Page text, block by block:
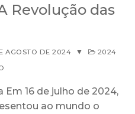
Revolução das
AGOSTO DE 2024 ▼
2024
16 de julho de 2024,
ao mundo o